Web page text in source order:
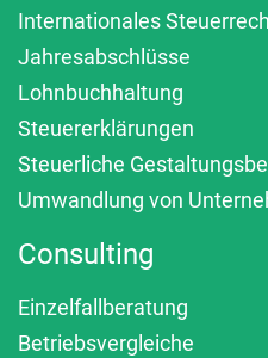
Internationales
Jahresabschlüsse
Lohnbuchhaltung
Steuererklärungen
Steuerliche
Umwandlung von
Consulting
Einzelfallberatung
Betriebsvergleiche